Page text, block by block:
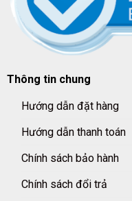
Thông tin chung
Hướng dẫn đặt hàng
Hướng dẫn thanh toán
Chính sách bảo hành
Chính sách đổi trả